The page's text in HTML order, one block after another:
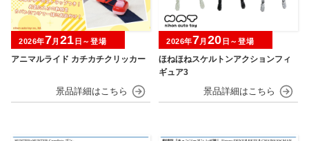
アニマルライド カチカチクリッカー
2026年7月 21 日～登場
ほねほねスケルトンアクションフィ
ギュア3
2026年7月 20 日～登場